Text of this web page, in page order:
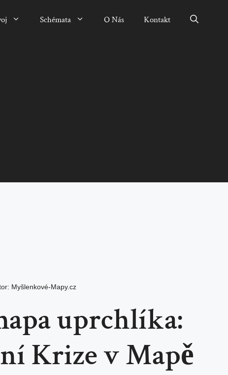
Schémata O Nás Kontakt
Myšlenkové-Mapy.cz
uprchlíka:
Krize v Mapě